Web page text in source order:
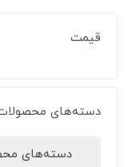
قیمت
دسته‌های
دسته‌های